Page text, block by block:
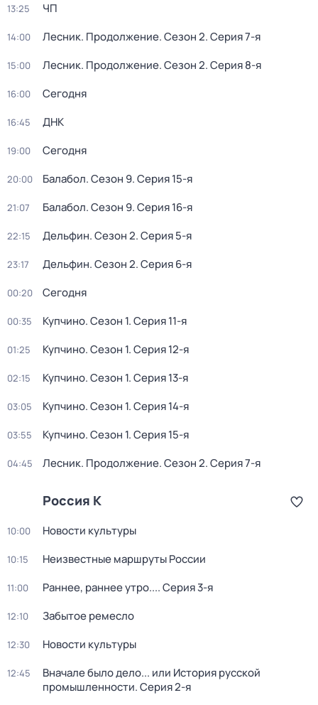
13:25 ЧП
14:00 Лесник. Продолжение. Сезон 2. Серия 7-я
15:00 Лесник. Продолжение. Сезон 2. Серия 8-я
16:00 Сегодня
16:45 ДНК
19:00 Сегодня
20:00 Балабол. Сезон 9. Серия 15-я
21:07 Балабол. Сезон 9. Серия 16-я
22:15 Дельфин. Сезон 2. Серия 5-я
23:17 Дельфин. Сезон 2. Серия 6-я
00:20 Сегодня
00:35 Купчино. Сезон 1. Серия 11-я
01:25 Купчино. Сезон 1. Серия 12-я
02:15 Купчино. Сезон 1. Серия 13-я
03:05 Купчино. Сезон 1. Серия 14-я
03:55 Купчино. Сезон 1. Серия 15-я
04:45 Лесник. Продолжение. Сезон 2. Серия 7-я
Россия К
10:00 Новости культуры
10:15 Неизвестные маршруты России
11:00 Раннее, раннее утро.... Серия 3-я
12:10 Забытое ремесло
12:30 Новости культуры
12:45
Вначале было дело... или История русской
промышленности. Серия 2-я